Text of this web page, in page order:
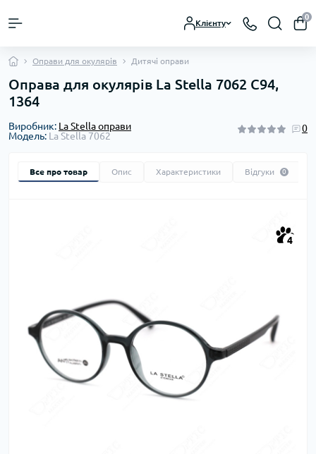
Клієнту
0
Оправи для окулярів Дитячі оправи
Оправа для окулярів La Stella 7062 C94,
1364
Виробник: La Stella оправи
Модель: La Stella 7062
0
Все про товар Опис Характеристики Відгуки 0
4